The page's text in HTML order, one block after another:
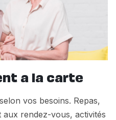
a la carte
vos besoins. Repas,
rendez-vous, activités